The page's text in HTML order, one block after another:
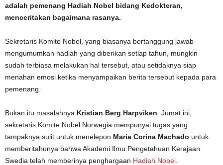
adalah pemenang Hadiah Nobel bidang Kedokteran,
menceritakan bagaimana rasanya.
Sekretaris Komite Nobel, yang biasanya bertanggung jawab
mengumumkan hadiah yang diberikan setiap tahun, mungkin
sudah terbiasa melakukan hal tersebut, atau setidaknya siap
menahan emosi ketika menyampaikan berita tersebut kepada para
pemenang.
Bukan itu masalahnya Kristian Berg Harpviken . Jumat ini,
sekretaris Komite Nobel Norwegia mempunyai tugas yang
tampaknya sulit untuk menelepon Maria Corina Machado untuk
memberitahunya bahwa Akademi Ilmu Pengetahuan Kerajaan
Swedia telah memberinya penghargaan Hadiah Nobel